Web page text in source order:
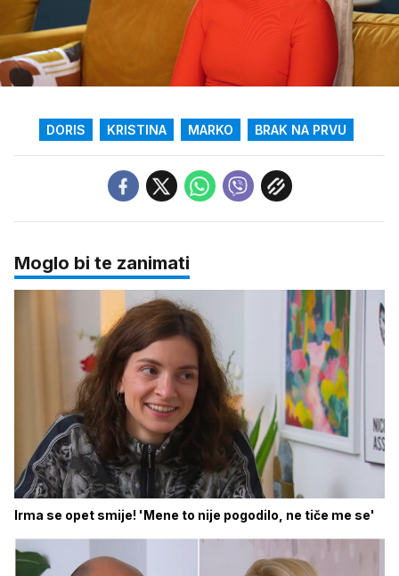
Upali
zvuk
DORIS KRISTINA MARKO BRAK NA PRVU
Moglo bi te zanimati
Irma se opet smije! 'Mene to nije pogodilo, ne tiče me se'